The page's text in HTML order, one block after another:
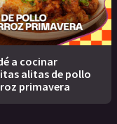
a cocinar
alitas de pollo
primavera